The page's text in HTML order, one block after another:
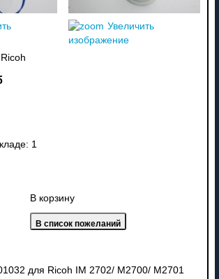
Увеличить
изображение
Ricoh
1
В корзину
для Ricoh IM 2702/ M2700/ M2701